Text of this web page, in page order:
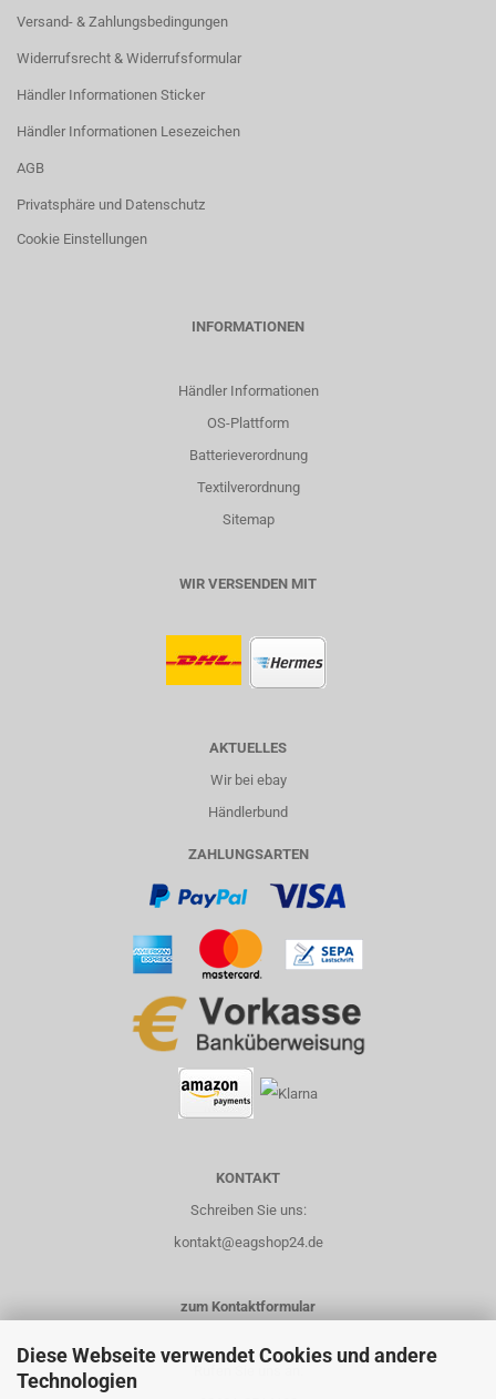
Diese Webseite verwendet Cookies und andere
Technologien
Versand- & Zahlungsbedingungen
Widerrufsrecht & Widerrufsformular
Händler Informationen Sticker
Händler Informationen Lesezeichen
AGB
Privatsphäre und Datenschutz
Cookie Einstellungen
INFORMATIONEN
Händler Informationen
OS-Plattform
Batterieverordnung
Textilverordnung
Sitemap
WIR VERSENDEN MIT
AKTUELLES
Wir bei ebay
Händlerbund
ZAHLUNGSARTEN
KONTAKT
Schreiben Sie uns:
kontakt@eagshop24.de
zum Kontaktformular